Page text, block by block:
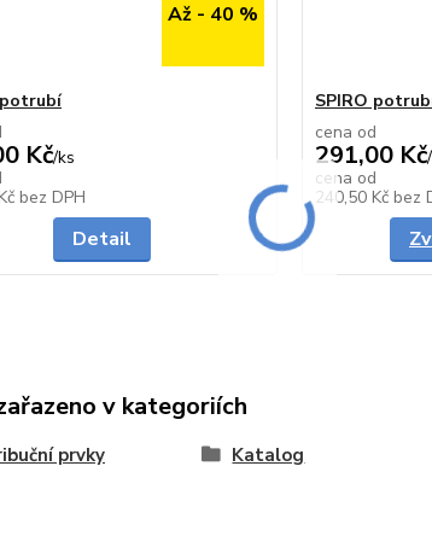
Až - 40 %
potrubí
Kč/ks
bez DPH Skladem
Detail
SPIRO
cena od
291,00 Kč/
cena od
240,50 Kč bez
v kategoriích
prvky Katalog